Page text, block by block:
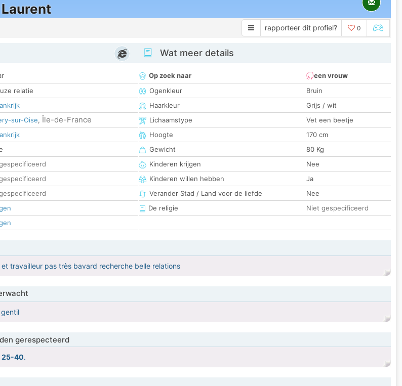
Laurent
rapporteer dit profiel? 0
relatie
sur-Oise, Île-de-France
Wat meer details
Op zoek naar
een vrouw
Ogenkleur
Bruin
Haarkleur
Grijs / wit
Lichaamstype
Vet een beetje
Hoogte
170 cm
Gewicht
80 Kg
Kinderen krijgen
Nee
Kinderen willen hebben
Ja
Verander Stad / Land voor de liefde
Nee
De religie
Niet gespecificeerd
travailleur pas très bavard recherche belle relations
gerespecteerd
25-40.